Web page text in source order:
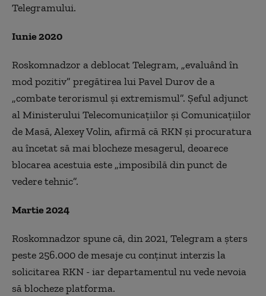
Telegramului.
Iunie 2020
Roskomnadzor a deblocat Telegram, „evaluând în
mod pozitiv” pregătirea lui Pavel Durov de a
„combate terorismul și extremismul”. Şeful adjunct
al Ministerului Telecomunicaţiilor şi Comunicaţiilor
de Masă, Alexey Volin, afirmă că RKN şi procuratura
au încetat să mai blocheze mesagerul, deoarece
blocarea acestuia este „imposibilă din punct de
vedere tehnic”.
Martie 2024
Roskomnadzor spune că, din 2021, Telegram a șters
peste 256.000 de mesaje cu conținut interzis la
solicitarea RKN - iar departamentul nu vede nevoia
să blocheze platforma.